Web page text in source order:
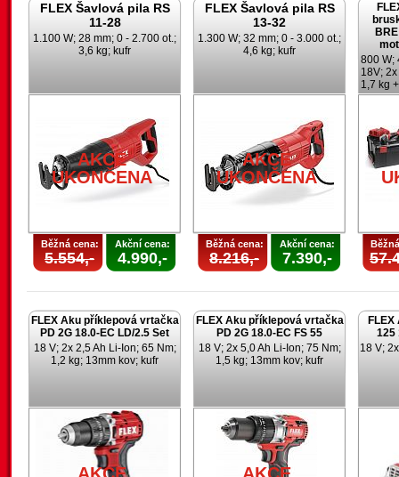
FLEX Šavlová pila RS
11-28
1.100 W; 28 mm; 0 - 2.700 ot.;
3,6 kg; kufr
AKCE
UKONČENA
Běžná cena:
5.554,-
Akční cena:
4.990,-
FLEX Šavlová pila RS
13-32
1.300 W; 32 mm; 0 - 3.000 ot.;
4,6 kg; kufr
AKCE
UKONČENA
Běžná cena:
8.216,-
Akční cena:
7.390,-
800 W;
18V;
1,7 kg
FLEX Aku příklepová vrtačka
PD 2G 18.0-EC LD/2.5 Set
18 V; 2x 2,5 Ah Li-Ion; 65 Nm;
1,2 kg; 13mm kov; kufr
FLEX Aku příklepová vrtačka
PD 2G 18.0-EC FS 55
18 V; 2x 5,0 Ah Li-Ion; 75 Nm;
1,5 kg; 13mm kov; kufr
125
18 V;